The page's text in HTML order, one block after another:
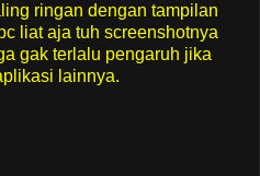
ringan dengan tampilan
liat aja tuh screenshotnya
gak terlalu pengaruh jika
lainnya.